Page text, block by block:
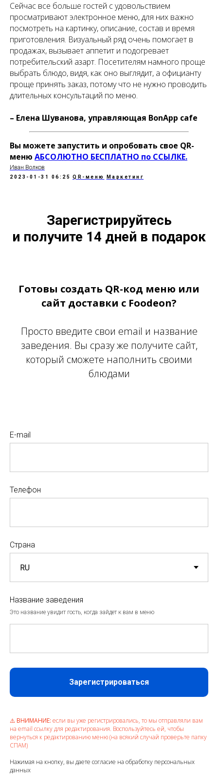
Сейчас все больше гостей с удовольствием
просматривают электронное меню, для них важно
посмотреть на картинку, описание, состав и время
приготовления. Визуальный ряд очень помогает в
продажах, вызывает аппетит и подогревает
потребительский азарт. Посетителям намного проще
выбрать блюдо, видя, как оно выглядит, а официанту
проще принять заказ, потому что не нужно проводить
длительных консультаций по меню.
– Елена Шуванова, управляющая BonApp cafe
Вы можете запустить и опробовать свое QR-
меню АБСОЛЮТНО БЕСПЛАТНО по ССЫЛКЕ.
Иван Волков
2023-01-31 06:25 QR-меню Маркетинг
Зарегистрируйтесь
и получите 14 дней в подарок
Готовы создать QR-код меню или
сайт доставки с Foodeon?
Просто введите свои email и название
заведения. Вы сразу же получите сайт,
который сможете наполнить своими
блюдами
E-mail
Телефон
Страна
Название заведения
Это название увидит гость, когда зайдет к вам в меню
Зарегистрироваться
⚠️ ВНИМАНИЕ: если вы уже регистрировались, то мы отправляли вам
на email ссылку для редактирования. Воспользуйтесь ей, чтобы
вернуться к редактированию меню (на всякий случай проверьте папку
СПАМ)
Нажимая на кнопку, вы даете согласие на обработку персональных
данных